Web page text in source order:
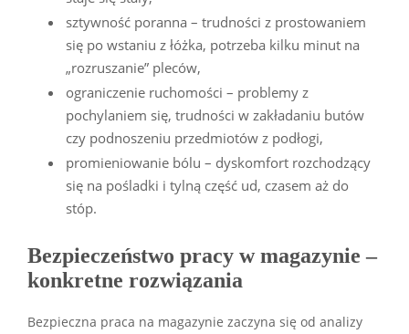
sztywność poranna – trudności z prostowaniem
się po wstaniu z łóżka, potrzeba kilku minut na
„rozruszanie” pleców,
ograniczenie ruchomości – problemy z
pochylaniem się, trudności w zakładaniu butów
czy podnoszeniu przedmiotów z podłogi,
promieniowanie bólu – dyskomfort rozchodzący
się na pośladki i tylną część ud, czasem aż do
stóp.
Bezpieczeństwo pracy w magazynie –
konkretne rozwiązania
Bezpieczna praca na magazynie zaczyna się od analizy